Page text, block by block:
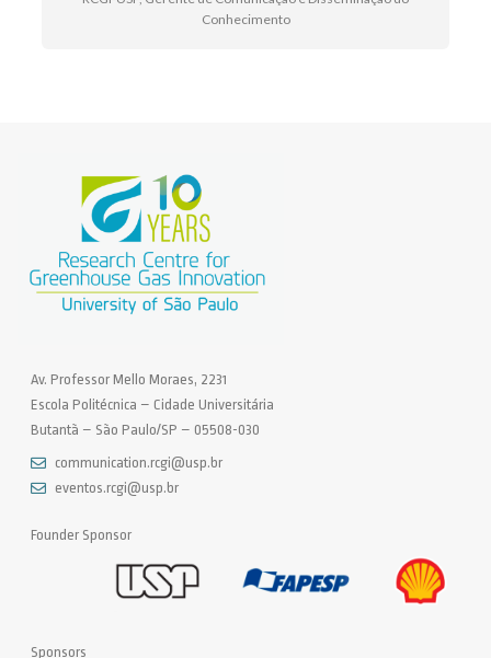
Conhecimento
Av. Professor Mello Moraes, 2231
Escola Politécnica – Cidade Universitária
Butantã – São Paulo/SP – 05508-030
communication.rcgi@usp.br
eventos.rcgi@usp.br
Founder Sponsor
Sponsors